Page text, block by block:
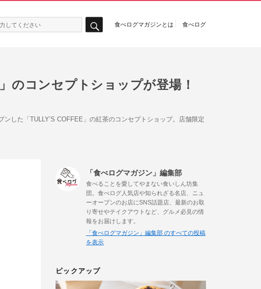
食べログマガジンとは 食べログ
のコンセプトショップが登場！
した「TULLY’S COFFEE」の紅茶のコンセプトショップ。店舗限定
「食べログマガジン」編集部
食べることを愛してやまない食いしん坊集
団。食べログ人気店や知られざる名店、ニュ
ーオープンのお店にSNS話題店、最新のお取
り寄せやテイクアウトなど、グルメ必見の情
報をお届けします。
「食べログマガジン」編集部 のすべての投稿
を表示
ピックアップ